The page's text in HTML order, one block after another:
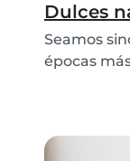
Dulces
Seamos
épocas
nuestros